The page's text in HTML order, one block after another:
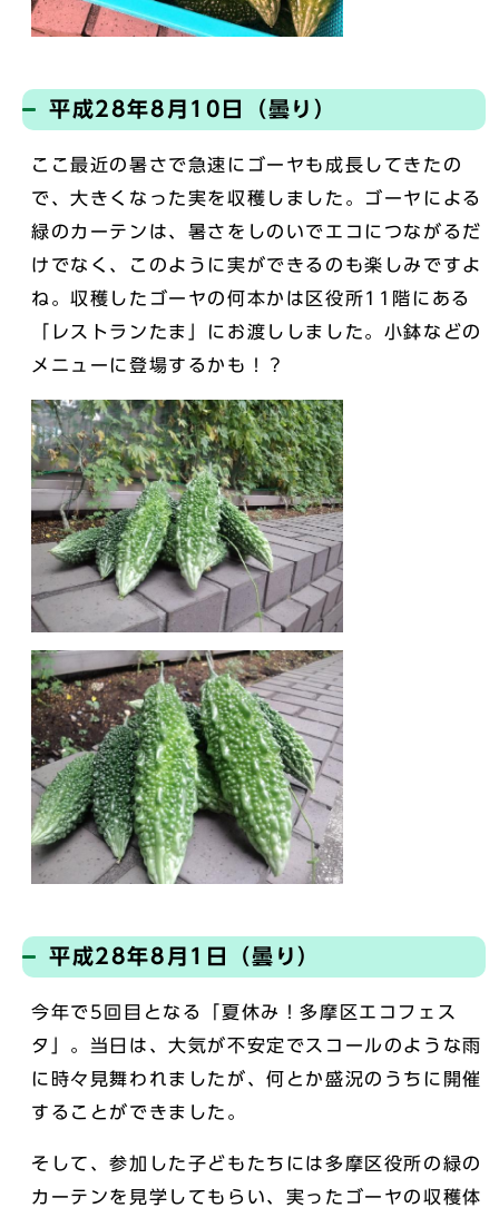
平成28年8月10日（曇り）
ここ最近の暑さで急速にゴーヤも成長してきたの
で、大きくなった実を収穫しました。ゴーヤによる
緑のカーテンは、暑さをしのいでエコにつながるだ
けでなく、このように実ができるのも楽しみですよ
ね。収穫したゴーヤの何本かは区役所11階にある
「レストランたま」にお渡ししました。小鉢などの
メニューに登場するかも！？
平成28年8月1日（曇り）
今年で5回目となる「夏休み！多摩区エコフェス
タ」。当日は、大気が不安定でスコールのような雨
に時々見舞われましたが、何とか盛況のうちに開催
することができました。
そして、参加した子どもたちには多摩区役所の緑の
カーテンを見学してもらい、実ったゴーヤの収穫体